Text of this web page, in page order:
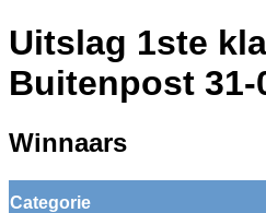
Uitslag 1ste
Buitenpost 31-
Winnaars
Categorie